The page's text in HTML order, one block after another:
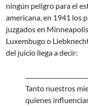
ningún peligro para el
americana, en 1941 los
juzgados en
Luxembugo o
del juicio llega a decir:
Tanto nuestros
quienes